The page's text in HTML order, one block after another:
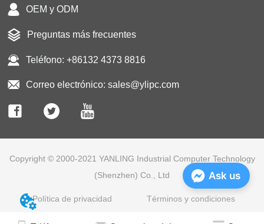
OEM y ODM
Preguntas más frecuentes
Teléfono: +86132 4373 8816
Correo electrónico: sales@ylipc.com
Copyright © 2000-2021 YANLING Industrial Computer Technology
(Shenzhen) Co., Ltd
Política de privacidad Términos y condiciones
Ask us